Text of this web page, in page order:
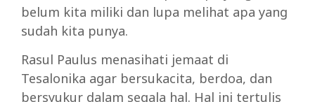
belum kita miliki dan lupa melihat apa yang
sudah kita punya.
Rasul Paulus menasihati jemaat di
Tesalonika agar bersukacita, berdoa, dan
bersyukur dalam segala hal. Hal ini tertulis